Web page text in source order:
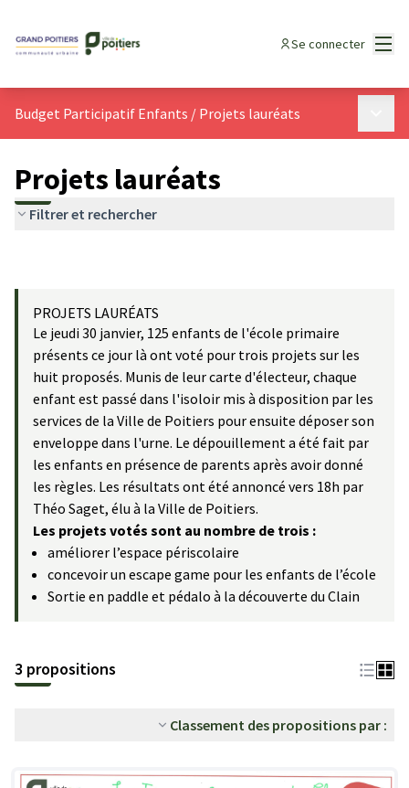
Se connecter
Budget Participatif Enfants / Projets lauréats
Projets lauréats
Filtrer et rechercher
PROJETS LAURÉATS
Le jeudi 30 janvier, 125 enfants de l'école primaire
présents ce jour là ont voté pour trois projets sur les
huit proposés. Munis de leur carte d'électeur, chaque
enfant est passé dans l'isoloir mis à disposition par les
services de la Ville de Poitiers pour ensuite déposer son
enveloppe dans l'urne. Le dépouillement a été fait par
les enfants en présence de parents après avoir donné
les règles. Les résultats ont été annoncé vers 18h par
Théo Saget, élu à la Ville de Poitiers.
Les projets votés sont au nombre de trois :
améliorer l’espace périscolaire
concevoir un escape game pour les enfants de l’école
Sortie en paddle et pédalo à la découverte du Clain
3 propositions
Classement des propositions par :